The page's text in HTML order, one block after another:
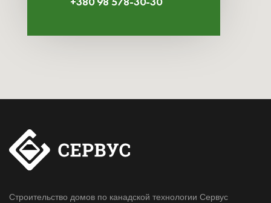
+380 98 578-30-30
Строительство домов по канадской технологии Сервус